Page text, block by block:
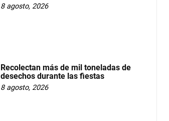
8 agosto, 2026
Recolectan más de mil toneladas de
desechos durante las fiestas
8 agosto, 2026